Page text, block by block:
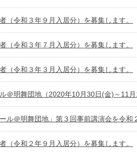
（令和３年９月入居分）を募集します。
（令和３年７月入居分）を募集します。
（令和３年３月入居分）を募集します。
＠明舞団地（2020年10月30日(金)～11
ル＠明舞団地」第３回事前講演会を令和
（令和２年９月入居分）を募集します。